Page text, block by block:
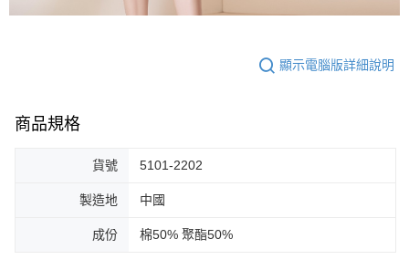
顯示電腦版詳細說明
商品規格
貨號 5101-2202
製造地 中國
成份 棉50% 聚酯50%